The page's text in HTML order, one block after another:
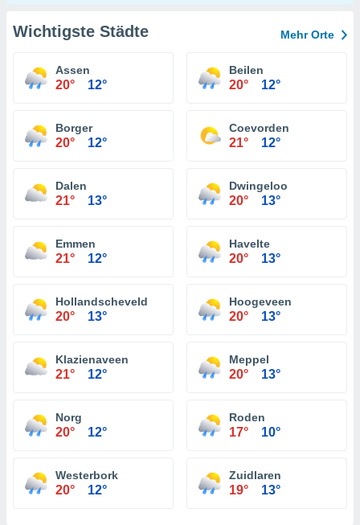
Wichtigste Städte Mehr Orte
Assen
20° 12°
Beilen
20° 12°
Borger
20° 12°
Coevorden
21° 12°
Dalen
21° 13°
Dwingeloo
20° 13°
Emmen
21° 12°
Havelte
20° 13°
Hollandscheveld
20° 13°
Hoogeveen
20° 13°
Klazienaveen
21° 12°
Meppel
20° 13°
Norg
20° 12°
Roden
17° 10°
Westerbork
20° 12°
Zuidlaren
19° 13°